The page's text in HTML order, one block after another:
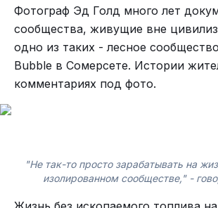
Да захотели они радостью своей
снова в дом дорога открыта, да
— говорит про нее Грэйс.
Лес с историей
папоротников и мшистых валунов,
единственной жилплощадью на
грубая, однокомнатная постройка,
Фотограф Эд Голд много лет
сообщества, живущие вне
одно из таких - лесное
Bubble в Сомерсете. Истории
комментариях под фото.
"Не так-то просто зарабатывать на
изолированном сообществе," -